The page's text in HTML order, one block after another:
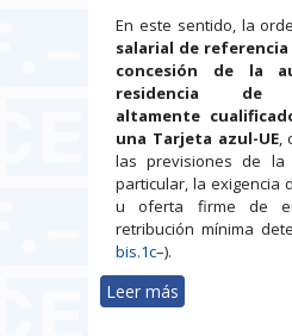
En este sentido, la
salarial de
concesión de la
residencia de
altamente
una Tarjeta azul-UE,
las previsiones de la
particular, la exigencia
u oferta firme de
retribución mínima
bis.1c–).
Leer más